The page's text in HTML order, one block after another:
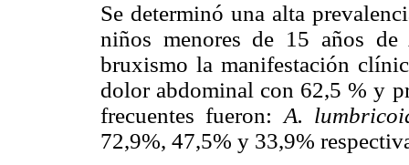
Se determinó una alta
niños menores de 15 años de
bruxismo la manifestación
dolor abdominal con 62,5 % y
frecuentes fueron: A.
72,9%, 47,5% y 33,9%